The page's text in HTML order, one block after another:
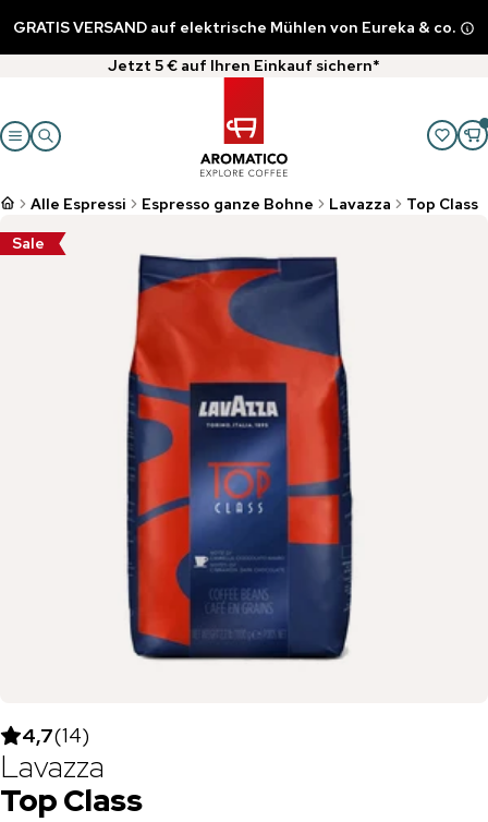
GRATIS VERSAND auf elektrische Mühlen von Eureka & co.
Jetzt 5 € auf Ihren Einkauf sichern*
Alle Espressi Espresso ganze Bohne Lavazza
Top Class
Sale
4,7(14)
Lavazza
Top Class